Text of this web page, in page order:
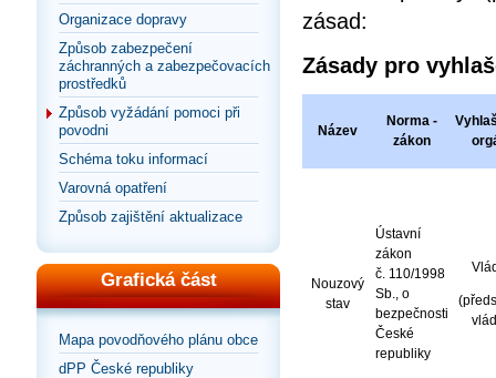
Organizace dopravy
Způsob zabezpečení
záchranných a zabezpečovacích
prostředků
Způsob vyžádání pomoci při
povodni
Schéma toku informací
Varovná opatření
Způsob zajištění aktualizace
Grafická část
Mapa povodňového plánu obce
dPP České republiky
zásad:
Zásady pro
Název
Norma -
zákon
Nouzový
stav
Ústavní
zákon
č. 110/1998
Sb., o
bezpečnosti
České
republiky